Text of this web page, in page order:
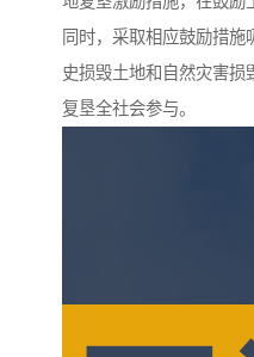
同时，采取相应鼓励措
史损毁土地和自然灾害损
复垦全社会参与。